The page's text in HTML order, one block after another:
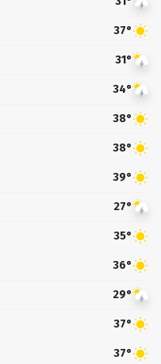
37°
31°
34°
38°
38°
39°
27°
35°
36°
29°
37°
37°